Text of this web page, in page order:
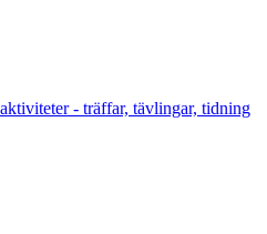
- träffar, tävlingar, tidning